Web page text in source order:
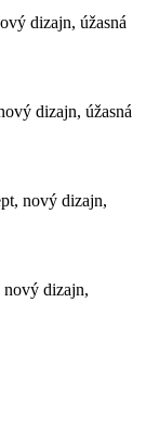
dizajn, úžasná
dizajn, úžasná
nový dizajn,
dizajn,